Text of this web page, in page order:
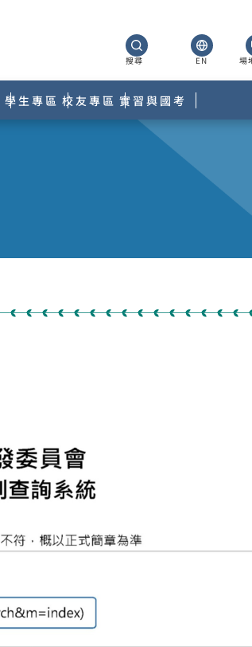
搜尋 EN 場
學生專區 校友專區 實習與國考